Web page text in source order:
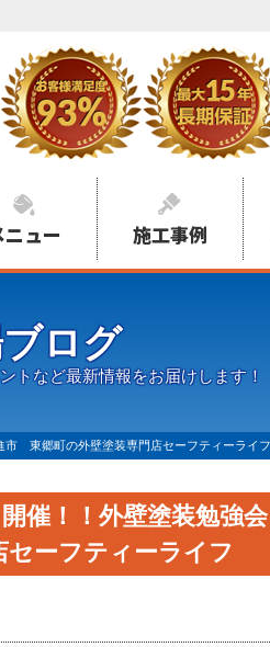
ニュー 施工事例
ログ
トなど最新情報をお届けします！
市 東郷町の外壁塗装専門店セーフティーライフ
開催！！外壁塗装勉
セーフティーライフ